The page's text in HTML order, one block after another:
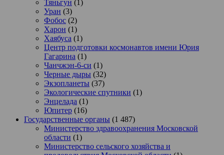
Тяньгун (1)
Уран (3)
Фобос (2)
Харон (1)
Хаябуса (1)
Центр подготовки космонавтов имени Юрия
Гагарина (1)
Чанчжэн-6-си (1)
Черные дыры (32)
Экзопланеты (37)
Экологические спутники (1)
Энцелада (1)
Юпитер (16)
Государственные органы (1 487)
Министерство здравоохранения Московской
области (1)
Министерство сельского хозяйства и